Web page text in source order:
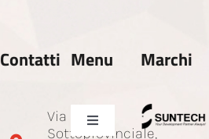
Contatti
Via
Sottoprovinciale,
Menu
Toggle
Marchi